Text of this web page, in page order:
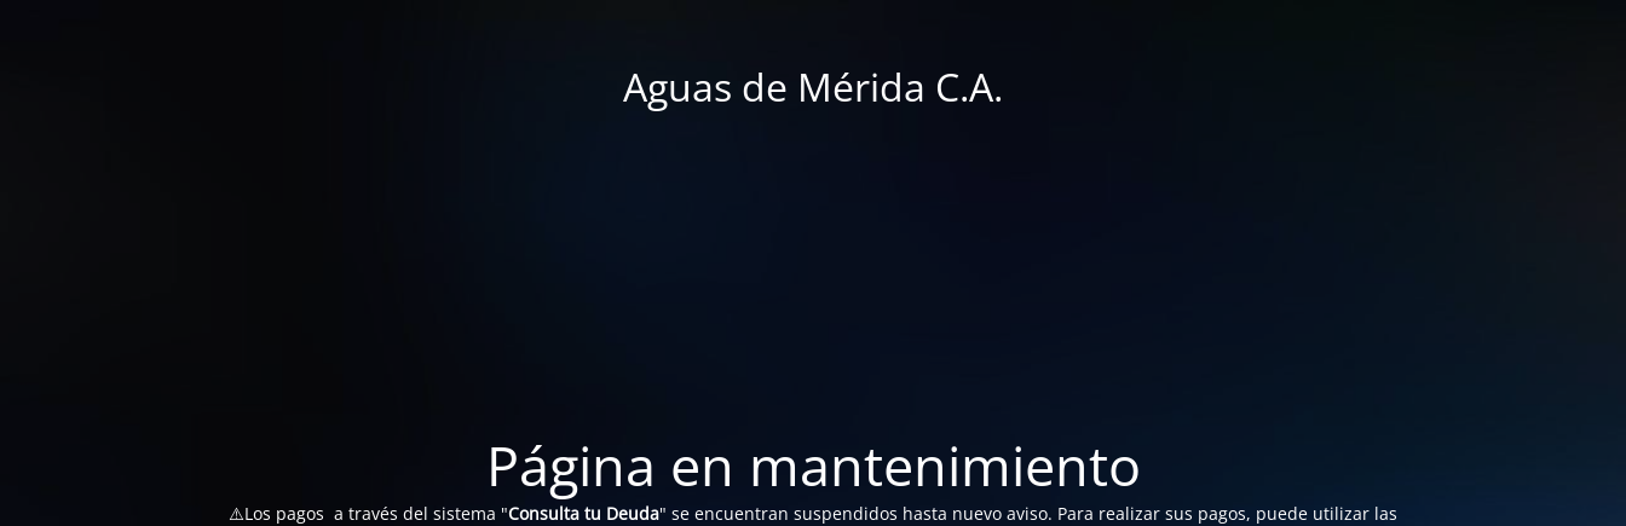
Aguas de Mérida C.A.
Página en mantenimiento
⚠️Los pagos a través del sistema "Consulta tu Deuda" se encuentran suspendidos hasta nuevo aviso. Para realizar sus pagos, puede utilizar las